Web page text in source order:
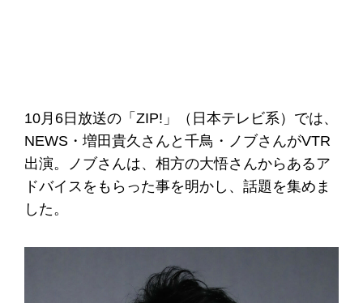
10月6日放送の「ZIP!」（日本テレビ系）では、
NEWS・増田貴久さんと千鳥・ノブさんがVTR
出演。ノブさんは、相方の大悟さんからあるア
ドバイスをもらった事を明かし、話題を集めま
した。